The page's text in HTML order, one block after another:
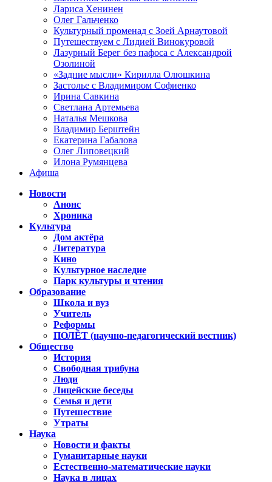
Лариса Хенинен
Олег Гальченко
Культурный променад с Зоей Арнаутовой
Путешествуем с Лидией Винокуровой
Лазурный Берег без пафоса с Александрой
Озолиной
«Задние мысли» Кирилла Олюшкина
Застолье с Владимиром Софиенко
Ирина Савкина
Светлана Артемьева
Наталья Мешкова
Владимир Берштейн
Екатерина Габалова
Олег Липовецкий
Илона Румянцева
Афиша
Новости
Анонс
Хроника
Культура
Дом актёра
Литература
Кино
Культурное наследие
Парк культуры и чтения
Образование
Школа и вуз
Учитель
Реформы
ПОЛЁТ (научно-педагогический вестник)
Общество
История
Свободная трибуна
Люди
Лицейские беседы
Семья и дети
Путешествие
Утраты
Наука
Новости и факты
Гуманитарные науки
Естественно-математические науки
Наука в лицах